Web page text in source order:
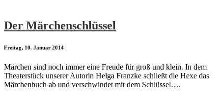
Der Märchenschlüssel
Freitag, 10. Januar 2014
Märchen sind noch immer eine Freude für groß und klein. In dem
Theaterstück unserer Autorin Helga Franzke schließt die Hexe das
Märchenbuch ab und verschwindet mit dem Schlüssel….